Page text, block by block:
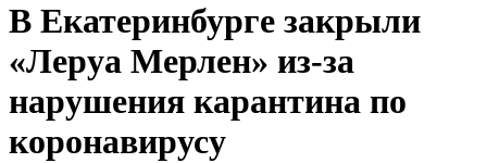
В Екатеринбурге закрыли
«Леруа Мерлен» из-за
нарушения карантина по
коронавирусу